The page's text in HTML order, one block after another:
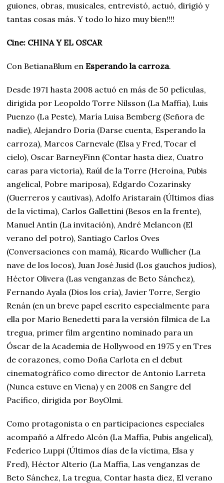
guiones, obras, musicales, entrevistó, actuó, dirigió y
tantas cosas más. Y todo lo hizo muy bien!!!!
Cine: CHINA Y EL OSCAR
Con BetianaBlum enEsperando la carroza.
Desde 1971 hasta 2008 actuó en más de 50 películas,
dirigida por Leopoldo Torre Nilsson (La Maffia), Luis
Puenzo (La Peste), María Luisa Bemberg (Señora de
nadie), Alejandro Doria (Darse cuenta, Esperando la
carroza), Marcos Carnevale (Elsa y Fred, Tocar el
cielo), Oscar BarneyFinn (Contar hasta diez, Cuatro
caras para victoria), Raúl de la Torre (Heroína, Pubis
angelical, Pobre mariposa), Edgardo Cozarinsky
(Guerreros y cautivas), Adolfo Aristarain (Últimos días
de la víctima), Carlos Gallettini (Besos en la frente),
Manuel Antín (La invitación), André Melancon (El
verano del potro), Santiago Carlos Oves
(Conversaciones con mamá), Ricardo Wullicher (La
nave de los locos), Juan José Jusid (Los gauchos judíos),
Héctor Olivera (Las venganzas de Beto Sánchez),
Fernando Ayala (Dios los cría), Javier Torre, Sergio
Renán (en un breve papel escrito especialmente para
ella por Mario Benedetti para la versión fílmica de La
tregua, primer film argentino nominado para un
Óscar de la Academia de Hollywood en 1975 y en Tres
de corazones, como Doña Carlota en el debut
cinematográfico como director de Antonio Larreta
(Nunca estuve en Viena) y en 2008 en Sangre del
Pacífico, dirigida por BoyOlmi.
Como protagonista o en participaciones especiales
acompañó a Alfredo Alcón (La Maffia, Pubis angelical),
Federico Luppi (Últimos días de la víctima, Elsa y
Fred), Héctor Alterio (La Maffia, Las venganzas de
Beto Sánchez, La tregua, Contar hasta diez, El verano